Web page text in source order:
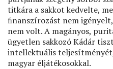
titkára a sakkot kedvelte,
ﬁnanszírozást nem
nem volt. A magányos,
ügyetlen sakkozó Kádár
intellektuális
magyar éljátékosokkal.